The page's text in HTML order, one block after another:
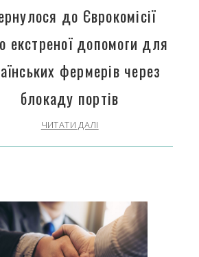
до Єврокомісії
екстреної допомоги для
фермерів через
блокаду портів
ЧИТАТИ ДАЛІ